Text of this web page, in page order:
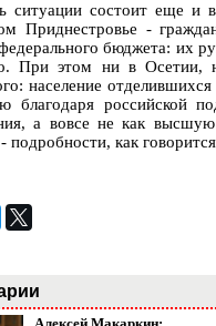
ситуации состоит еще
Приднестровье -
бюджета: их
При этом ни в Осетии,
население
благодаря российской
а вовсе не как
подробности, как